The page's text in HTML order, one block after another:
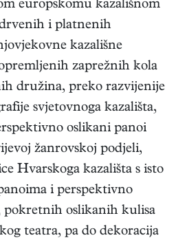
europskomu kazališnom
i platnenih
kazališne
zaprežnih kola
družina, preko razvijenije
svjetovnoga kazališta,
oslikani panoi
žanrovskoj podjeli,
Hvarskoga kazališta s isto
i perspektivno
pokretnih oslikanih kulisa
teatra, pa do dekoracija